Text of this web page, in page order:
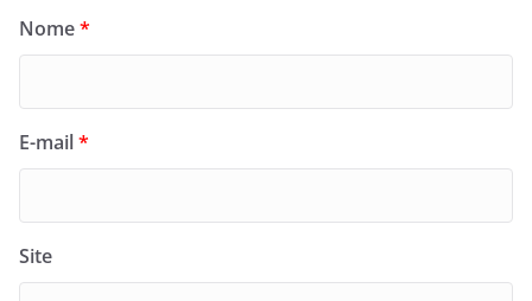
Nome*
E-mail*
Site